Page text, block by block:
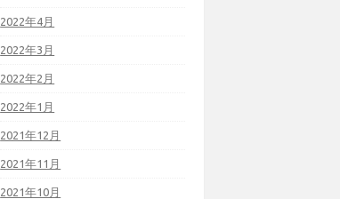
2022年4月
2022年3月
2022年2月
2022年1月
2021年12月
2021年11月
2021年10月